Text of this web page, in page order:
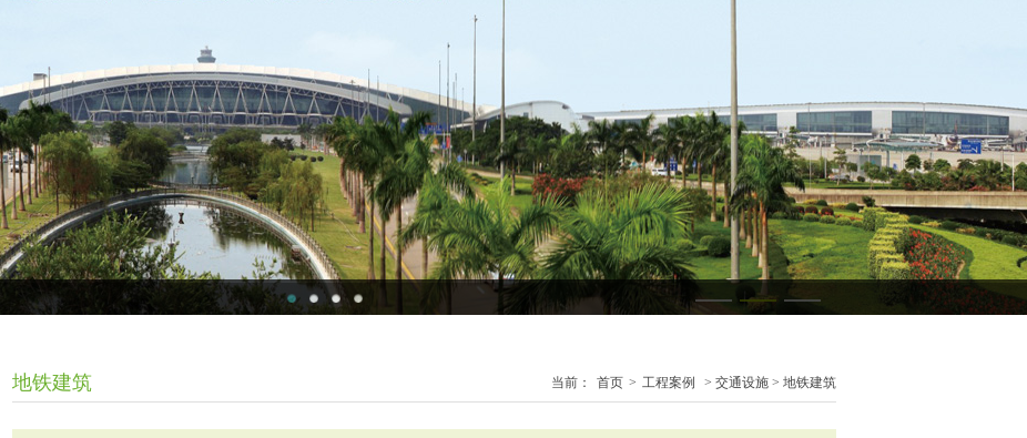
地铁建筑 当前： 首页 > 工程案例 > 交通设施 > 地铁建筑